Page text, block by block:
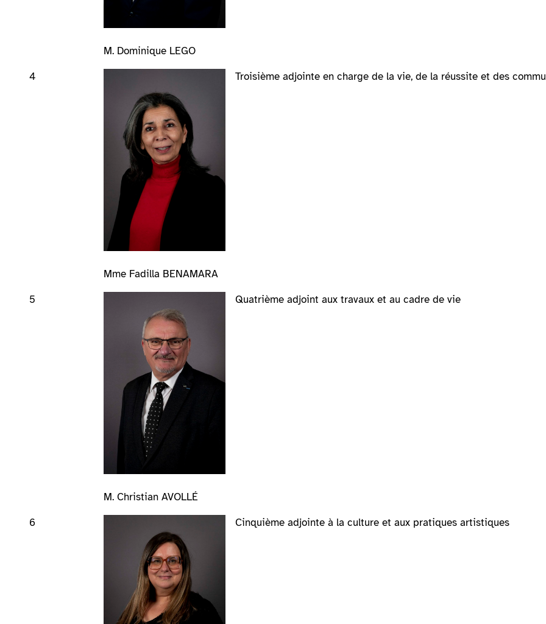
M. Dominique LEGO
4
Mme Fadilla BENAMARA
Troisième adjointe en charge de la vie, de la réussite et des
5
M. Christian AVOLLÉ
Quatrième adjoint aux travaux et au cadre de vie
6 Cinquième adjointe à la culture et aux pratiques artistiques